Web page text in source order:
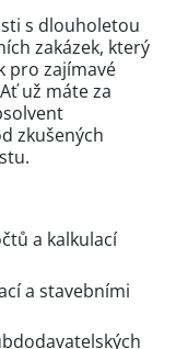
s dlouholetou
zakázek, který
pro zajímavé
už máte za
zkušených
a kalkulací
a stavebními